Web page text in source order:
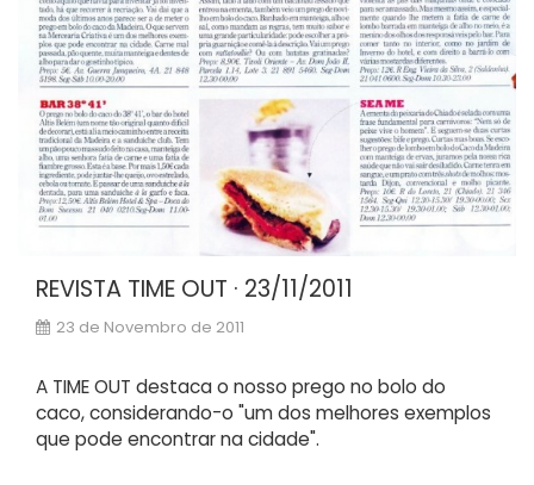
REVISTA TIME OUT · 23/11/2011
23 de Novembro de 2011
A TIME OUT destaca o nosso prego no bolo do
caco, considerando-o "um dos melhores exemplos
que pode encontrar na cidade".